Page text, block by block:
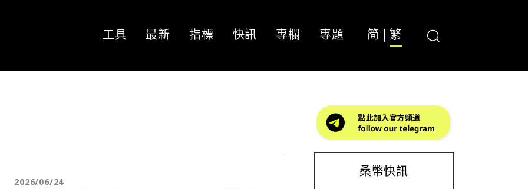
工具 最新 指標 快訊 專欄 專題 简 繁
2026/06/24
桑幣快訊